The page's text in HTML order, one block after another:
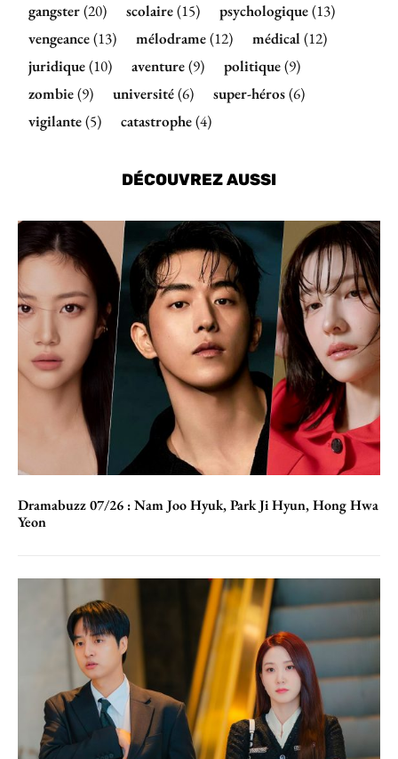
gangster(20) scolaire(15) psychologique(13)
vengeance(13) mélodrame(12) médical(12)
juridique(10) aventure(9) politique(9)
zombie(9) université(6) super-héros(6)
vigilante(5) catastrophe(4)
DÉCOUVREZ AUSSI
Dramabuzz 07/26 : Nam Joo Hyuk, Park Ji Hyun, Hong Hwa
Yeon